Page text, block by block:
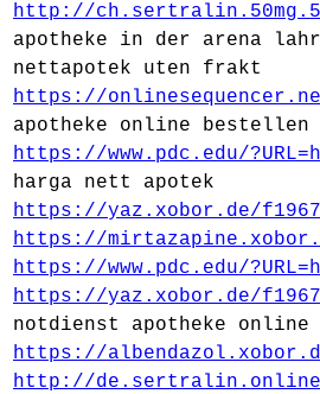
http://
apotheke in der arena lahr
nettapotek uten frakt
https://
apotheke online bestellen
https://www.pdc.edu/
harga nett apotek
https://yaz.xobor.de/
https://
https://www.pdc.edu/
https://yaz.xobor.de/
notdienst apotheke online
https://
http://